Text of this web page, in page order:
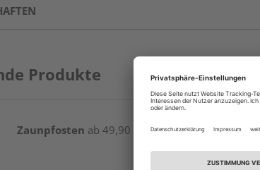
Produkte
Zaunpfosten ab 49,90 € / Stk.